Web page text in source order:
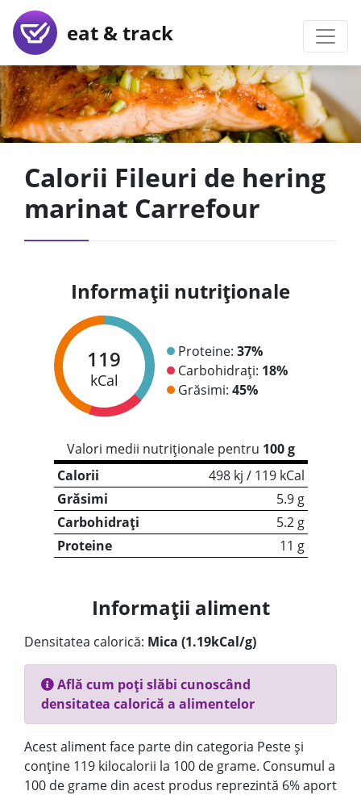
eat & track
Calorii Fileuri de hering
marinat Carrefour
Informații nutriționale
119
kCal
Proteine: 37%
Carbohidrați: 18%
Grăsimi: 45%
Valori medii nutriționale pentru 100 g
Calorii
498 kj / 119 kCal
Grăsimi
5.9 g
Carbohidrați
5.2 g
Proteine
11 g
Informații aliment
Densitatea calorică: Mica (1.19kCal/g)
Află cum poți slăbi cunoscând
densitatea calorică a alimentelor
Acest aliment face parte din categoria Peste și
conține 119 kilocalorii la 100 de grame. Consumul a
100 de grame din acest produs reprezintă 6% aport